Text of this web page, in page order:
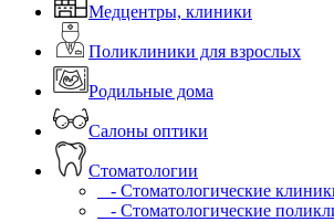
Медцентры, клиники
Поликлиники для взрослых
Родильные дома
Салоны оптики
Стоматологии
- Стоматологические
- Стоматологические